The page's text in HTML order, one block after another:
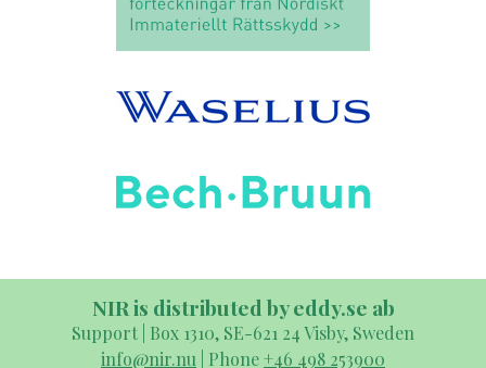
NIR is distributed by eddy.se ab
Support | Box 1310, SE-621 24 Visby, Sweden
info@nir.nu | Phone+46 498 253900